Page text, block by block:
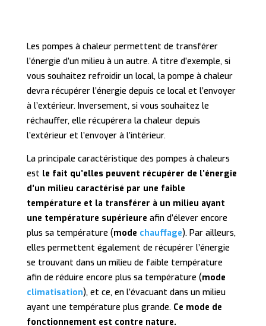
Les pompes à chaleur permettent de transférer
l’énergie d’un milieu à un autre. A titre d’exemple, si
vous souhaitez refroidir un local, la pompe à chaleur
devra récupérer l’énergie depuis ce local et l’envoyer
à l’extérieur. Inversement, si vous souhaitez le
réchauffer, elle récupérera la chaleur depuis
l’extérieur et l’envoyer à l’intérieur.
La principale caractéristique des pompes à chaleurs
est le fait qu’elles peuvent récupérer de l’énergie
d’un milieu caractérisé par une faible
température et la transférer à un milieu ayant
une température supérieure afin d’élever encore
plus sa température (mode chauffage). Par ailleurs,
elles permettent également de récupérer l’énergie
se trouvant dans un milieu de faible température
afin de réduire encore plus sa température (mode
climatisation), et ce, en l’évacuant dans un milieu
ayant une température plus grande. Ce mode de
fonctionnement est contre nature.